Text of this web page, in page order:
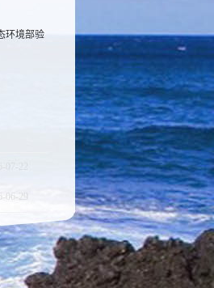
环境部验
- 07-22
- 06-29